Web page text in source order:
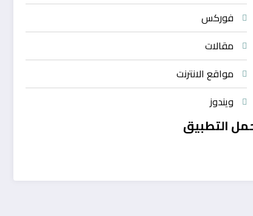
فوركس
مقالات
مواقع الانترنت
ويندوز
التطبيق